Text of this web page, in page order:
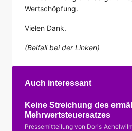
Wertschöpfung.
Vielen Dank.
(Beifall bei der Linken)
Auch interessant
Keine Streichung des
Mehrwertsteuersatzes
Pressemitteilung von Doris